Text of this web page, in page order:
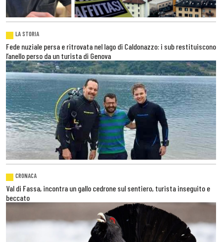
LA STORIA
Fede nuziale persa e ritrovata nel lago di Caldonazzo: i sub restituiscono
l’anello perso da un turista di Genova
CRONACA
Val di Fassa, incontra un gallo cedrone sul sentiero, turista inseguito e
beccato